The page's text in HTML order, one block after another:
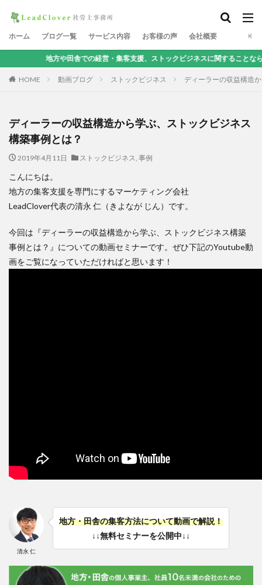
ホーム ブログ一覧 サービス内容 お客様の声 会社概要
田舎での経営・集客支援、ストックビジネスに関することなら、地方集客コン
HOME 動画ブログ ストックビジネス ディーラーの収益構造
ディーラーの収益構造から学ぶ、ストックビジネス
構築事例とは？
2019年4月11日 ストックビジネス, 事例
こんにちは。
地方の集客支援を専門にするマーケティング会社
LeadClover代表の清永 仁（きよなが じん）です。
今回は『ディーラーの収益構造から学ぶ、ストックビジネス構築
事例とは？』についての動画セミナーです。ぜひ下記のYoutube動
画をご覧になっていただければと思います！
清永 仁
地方・田舎の集客方法について動画で解説！
↓↓無料セミナーを公開中↓↓